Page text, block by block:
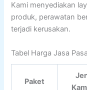
Kami menyediakan
produk, perawatan
terjadi kerusakan.
Tabel Harga Jasa
Paket